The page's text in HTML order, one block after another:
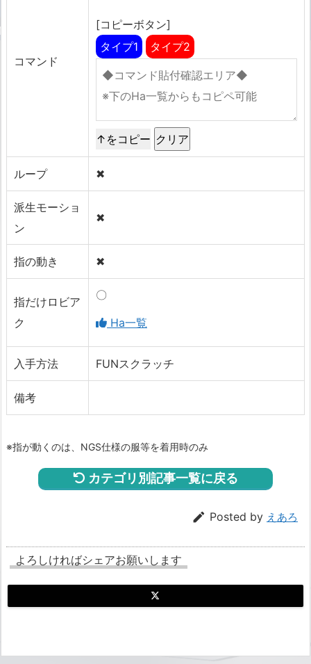
コマンド
[コピーボタン]
タイプ1
タイプ2
↑をコピー
ループ ✖
派生モーショ
ン
✖
指の動き ✖
指だけロビア
ク
〇
Ha一覧
入手方法 FUNスクラッチ
備考
※指が動くのは、NGS仕様の服等を着用時のみ
カテゴリ別記事一覧に戻る
 Posted by えあろ
よろしければシェアお願いします